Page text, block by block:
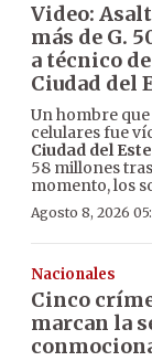
Video:
más de G.
a técnico
Ciudad del
Un hombre
celulares fue
Ciudad del Este
58 millones
momento, los
Agosto 8, 2026
Nacionales
Cinco
marcan la